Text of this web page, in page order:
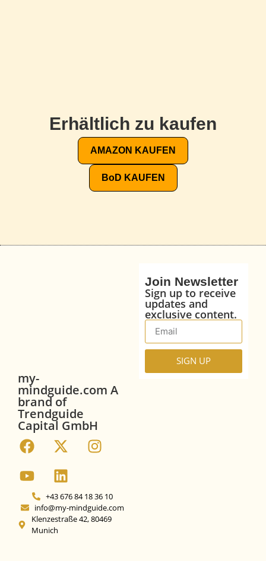
Erhältlich zu kaufen
AMAZON KAUFEN
BoD KAUFEN
my-
mindguide.com A
brand of
Trendguide
Capital GmbH
+43 676 84 18 36 10
info@my-mindguide.com
Klenzestraße 42, 80469
Munich
Join Newsletter
Sign up to receive
updates and
exclusive content.
SIGN UP